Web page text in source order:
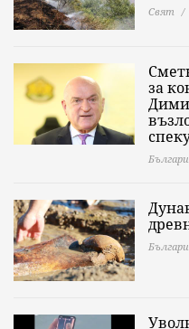
Свят
за